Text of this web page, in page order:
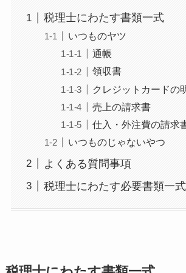
税理士にわたす書類一式
いつものヤツ
通帳
領収書
クレジットカードの
売上の請求書
仕入・外注費の請求
いつものじゃないやつ
よくある質問事項
税理士にわたす必要書類一